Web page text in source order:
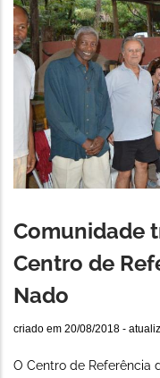
Comunidade
Centro de
Nado
criado em 20/08/2018 -
O Centro de Referência